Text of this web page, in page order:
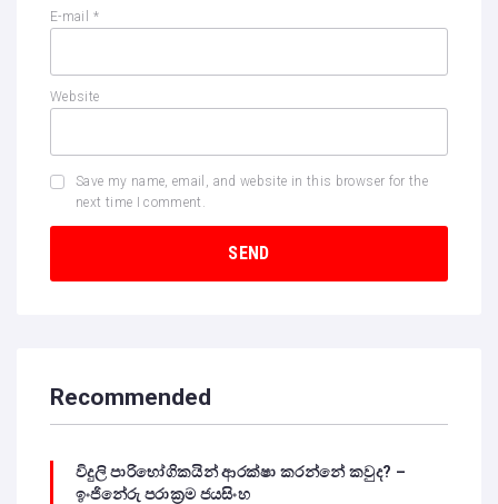
E-mail *
Website
Save my name, email, and website in this browser for the
next time I comment.
Recommended
විදුලි පාරිභෝගිකයින් ආරක්ෂා කරන්නේ කවුද? –
ඉංජිනේරු පරාක්‍රම ජයසිංහ